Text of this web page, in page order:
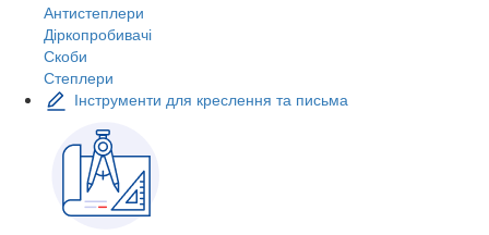
Антистеплери
Діркопробивачі
Скоби
Степлери
Інструменти для креслення та письма